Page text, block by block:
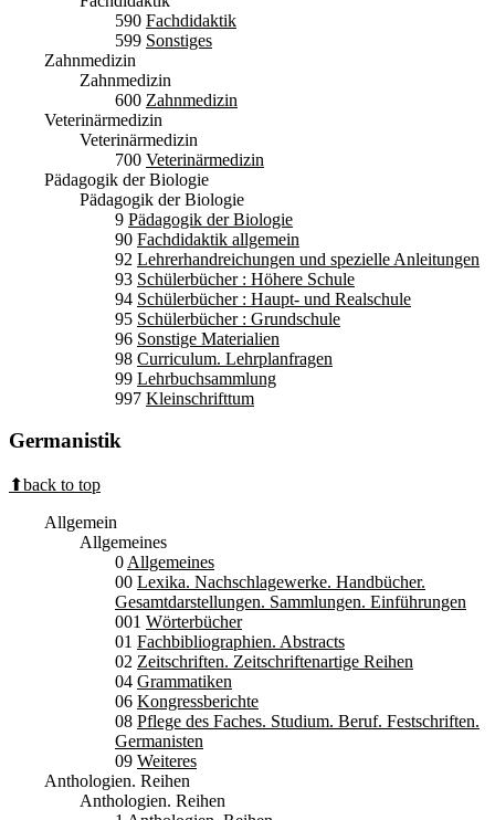
590 Fachdidaktik
599 Sonstiges
Zahnmedizin
Zahnmedizin
600 Zahnmedizin
Veterinärmedizin
Veterinärmedizin
700 Veterinärmedizin
Pädagogik der Biologie
Pädagogik der Biologie
9 Pädagogik der Biologie
90 Fachdidaktik allgemein
92 Lehrerhandreichungen und spezielle Anleitungen
93 Schülerbücher : Höhere Schule
94 Schülerbücher : Haupt- und Realschule
95 Schülerbücher : Grundschule
96 Sonstige Materialien
98 Curriculum. Lehrplanfragen
99 Lehrbuchsammlung
997 Kleinschrifttum
Germanistik
⬆back to top
Allgemein
Allgemeines
0 Allgemeines
00 Lexika. Nachschlagewerke. Handbücher.
Gesamtdarstellungen. Sammlungen. Einführungen
001 Wörterbücher
01 Fachbibliographien. Abstracts
02 Zeitschriften. Zeitschriftenartige Reihen
04 Grammatiken
06 Kongressberichte
08 Pflege des Faches. Studium. Beruf. Festschriften.
Germanisten
09 Weiteres
Anthologien. Reihen
Anthologien. Reihen